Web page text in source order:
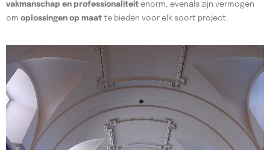
vakmanschap en professionaliteit enorm, evenals zijn vermogen
om oplossingen op maat te bieden voor elk soort project.